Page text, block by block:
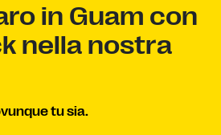
in Guam con
nella nostra
tu sia.